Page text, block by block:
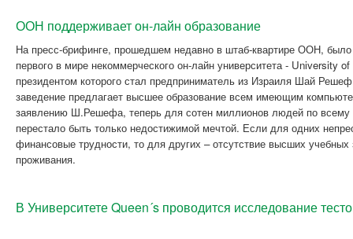
ООН поддерживает он-лайн образование
На пресс-брифинге, прошедшем недавно в штаб-квартире ООН, было
первого в мире некоммерческого он-лайн университета - University
президентом которого стал предприниматель из Израиля Шай
заведение предлагает высшее образование всем имеющим
заявлению Ш.Решефа, теперь для сотен миллионов людей по всему
перестало быть только недостижимой мечтой. Если для одних
финансовые трудности, то для других – отсутствие высших учебных
проживания.
В Университете Queen´s проводится исследование